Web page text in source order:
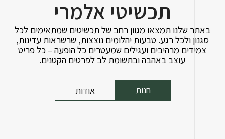
תכשיטי אלמרי
באתר שלנו תמצאו מגוון רחב של תכשיטים שמתאימים לכל
סגנון ולכל רגע. טבעות יהלומים נוצצות, שרשראות עדינות,
צמידים מרהיבים ועגילים שמעטרים כל הופעה – כל פריט
עוצב באהבה ובתשומת לב לפרטים הקטנים.
חנות אודות